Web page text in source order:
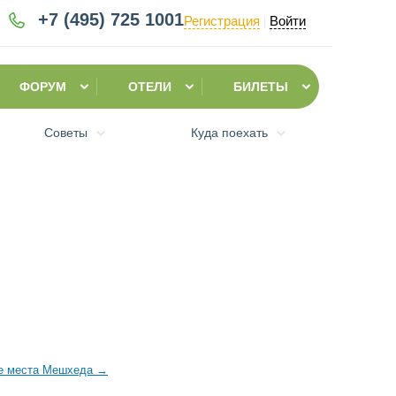
+7 (495) 725 1001Регистрация Войти
ФОРУМ ОТЕЛИ БИЛЕТЫ
Советы Куда поехать
места Мешхеда →